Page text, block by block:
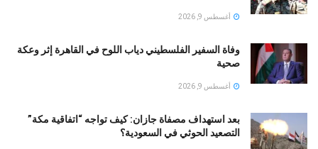
أغسطس 9, 2026
وفاة السفير الفلسطيني دياب اللوح في القاهرة إثر وعكة
صحية
أغسطس 9, 2026
بعد استهداف مصفاة جازان: كيف تواجه “اتفاقية مكة”
التصعيد الحوثي في السعودية؟